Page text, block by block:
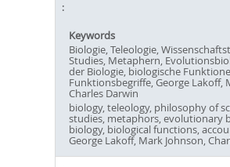
Keywords
Biologie, Teleologie,
Studies, Metaphern,
der Biologie, biologische
Funktionsbegriffe, George Lakoff,
Charles Darwin
biology, teleology, philosophy of
studies, metaphors, evolutionary
biology, biological functions,
George Lakoff, Mark Johnson,